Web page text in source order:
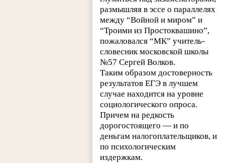
размышляя в эссе о параллелях
между “Войной и миром” и
“Троими из Простоквашино”,
пожаловался “МК” учитель-
словесник московской школы
№57 Сергей Волков.
Таким образом достоверность
результатов ЕГЭ в лучшем
случае находится на уровне
социологического опроса.
Причем на редкость
дорогостоящего — и по
деньгам налогоплательщиков, и
по психологическим
издержкам.